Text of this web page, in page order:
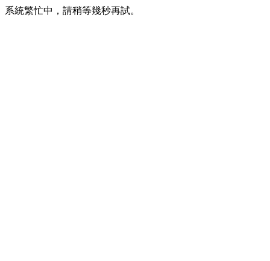
系統繁忙中，請稍等幾秒再試。